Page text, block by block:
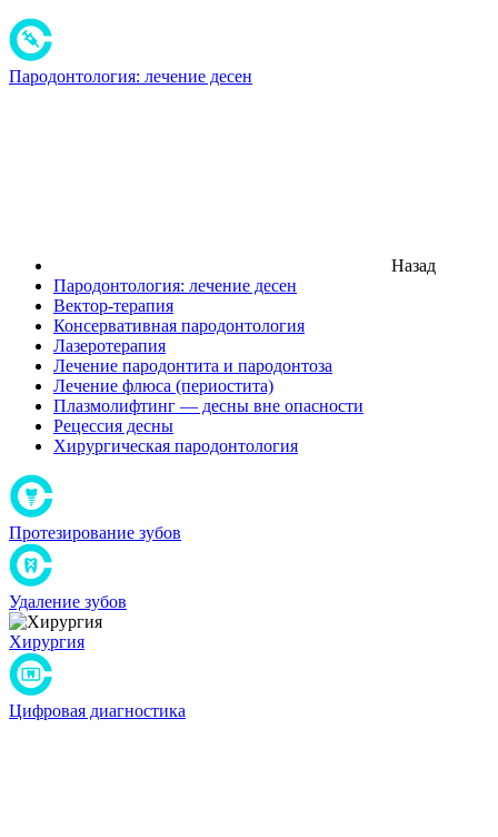
Пародонтология: лечение десен
Назад
Пародонтология: лечение десен
Вектор-терапия
Консервативная пародонтология
Лазеротерапия
Лечение пародонтита и пародонтоза
Лечение флюса (периостита)
Плазмолифтинг — десны вне опасности
Рецессия десны
Хирургическая пародонтология
Протезирование зубов
Удаление зубов
Хирургия
Цифровая диагностика